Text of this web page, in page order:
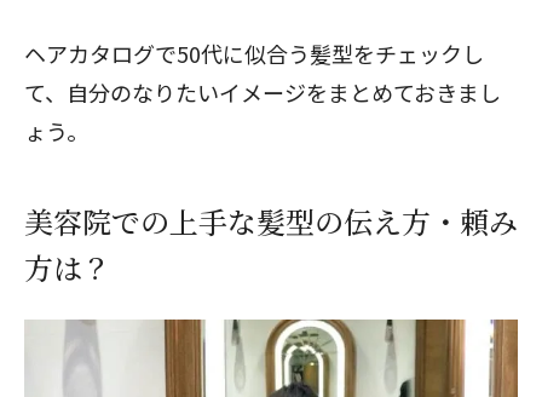
ヘアカタログで50代に似合う髪型をチェックし
て、自分のなりたいイメージをまとめておきまし
ょう。
美容院での上手な髪型の伝え方・頼み
方は？